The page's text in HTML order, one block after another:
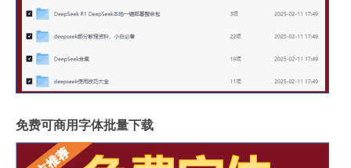
免费可商用字体批量下载